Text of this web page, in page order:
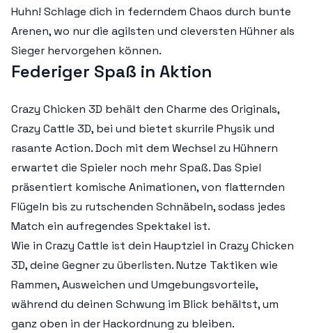
Huhn! Schlage dich in federndem Chaos durch bunte
Arenen, wo nur die agilsten und cleversten Hühner als
Sieger hervorgehen können.
Federiger Spaß in Aktion
Crazy Chicken 3D behält den Charme des Originals,
Crazy Cattle 3D, bei und bietet skurrile Physik und
rasante Action. Doch mit dem Wechsel zu Hühnern
erwartet die Spieler noch mehr Spaß. Das Spiel
präsentiert komische Animationen, von flatternden
Flügeln bis zu rutschenden Schnäbeln, sodass jedes
Match ein aufregendes Spektakel ist.
Wie in Crazy Cattle ist dein Hauptziel in Crazy Chicken
3D, deine Gegner zu überlisten. Nutze Taktiken wie
Rammen, Ausweichen und Umgebungsvorteile,
während du deinen Schwung im Blick behältst, um
ganz oben in der Hackordnung zu bleiben.